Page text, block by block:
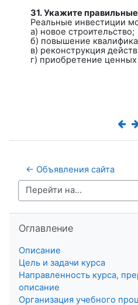
31. Укажите
Реальные инвестиции
а) новое строительство;
б) повышение
в) реконструкция
г) приобретение ценных
← Объявления сайта
Перейти на...
Оглавление
Описание
Цель и задачи курса
Направленность курса,
описание
Организация учебного